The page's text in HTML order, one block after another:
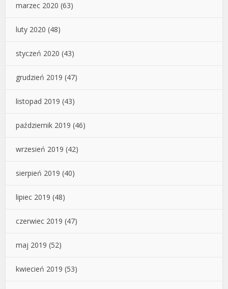
marzec 2020 (63)
luty 2020 (48)
styczeń 2020 (43)
grudzień 2019 (47)
listopad 2019 (43)
październik 2019 (46)
wrzesień 2019 (42)
sierpień 2019 (40)
lipiec 2019 (48)
czerwiec 2019 (47)
maj 2019 (52)
kwiecień 2019 (53)